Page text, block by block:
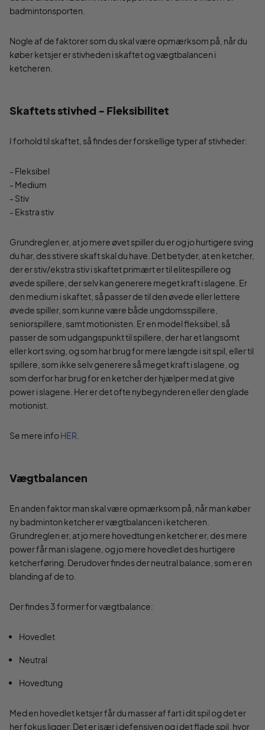
badmintonsporten.
Nogle af de faktorer som du skal være opmærksom på, når du
køber ketsjer er stivheden i skaftet og vægtbalancen i
ketcheren.
Skaftets stivhed - Fleksibilitet
I forhold til skaftet, så findes der forskellige typer af stivheder:
- Fleksibel
- Medium
- Stiv
- Ekstra stiv
Grundreglen er, at jo mere øvet spiller du er og jo hurtigere sving
du har, des stivere skaft skal du have. Det betyder, at en ketcher,
der er stiv/ekstra stiv i skaftet primært er til elitespillere og
øvede spillere, der selv kan generere meget kraft i slagene. Er
den medium i skaftet, så passer de til den øvede eller lettere
øvede spiller, som kunne være både ungdomsspillere,
seniorspillere, samt motionisten. Er en model fleksibel, så
passer de som udgangspunkt til spillere, der har et langsomt
eller kort sving, og som har brug for mere længde i sit spil, eller til
spillere, som ikke selv generere så meget kraft i slagene, og
som derfor har brug for en ketcher der hjælper med at give
power i slagene. Her er det ofte nybegynderen eller den glade
motionist.
Se mere infoHER
Vægtbalancen
En anden faktor man skal være opmærksom på, når man køber
ny badminton ketcher er vægtbalancen i ketcheren.
Grundreglen er, at jo mere hovedtung en ketcher er, des mere
power får man i slagene, og jo mere hovedlet des hurtigere
ketcherføring. Derudover findes der neutral balance, som er en
blanding af de to.
Der findes 3 former for vægtbalance:
Hovedlet
Neutral
Hovedtung
Med en hovedlet ketsjer får du masser af fart i dit spil og det er
her fokus ligger. Det er især i defensiven og i det flade spil, hvor